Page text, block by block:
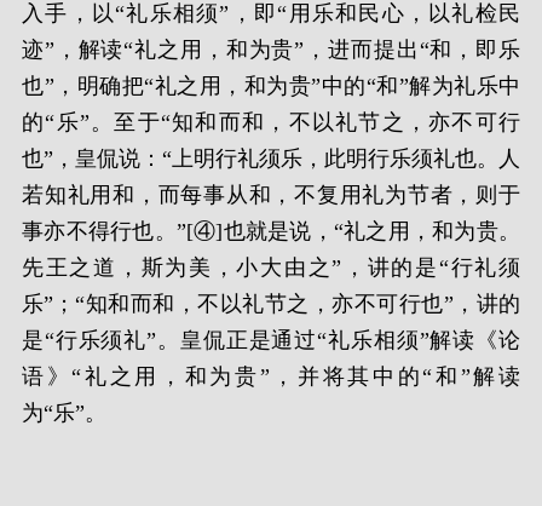
入手，以“礼乐相须”，即“用乐和民心，以礼检民
迹”，解读“礼之用，和为贵”，进而提出“和，即乐
也”，明确把“礼之用，和为贵”中的“和”解为礼乐中
的“乐”。至于“知和而和，不以礼节之，亦不可行
也”，皇侃说：“上明行礼须乐，此明行乐须礼也。人
若知礼用和，而每事从和，不复用礼为节者，则于
事亦不得行也。”[④]也就是说，“礼之用，和为贵。
先王之道，斯为美，小大由之”，讲的是“行礼须
乐”；“知和而和，不以礼节之，亦不可行也”，讲的
是“行乐须礼”。皇侃正是通过“礼乐相须”解读《论
语》“礼之用，和为贵”，并将其中的“和”解读
为“乐”。